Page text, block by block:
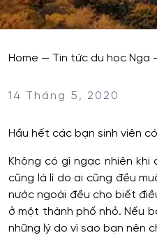
Home — Tin tức du học Nga
14 Tháng 5, 2020
Hầu hết các bạn sinh viên
Không có gì ngạc nhiên
cũng là lí do ai cũng đều
nước ngoài đều cho biết
ở một thành phố nhỏ. Nếu
những lý do vì sao bạn nên